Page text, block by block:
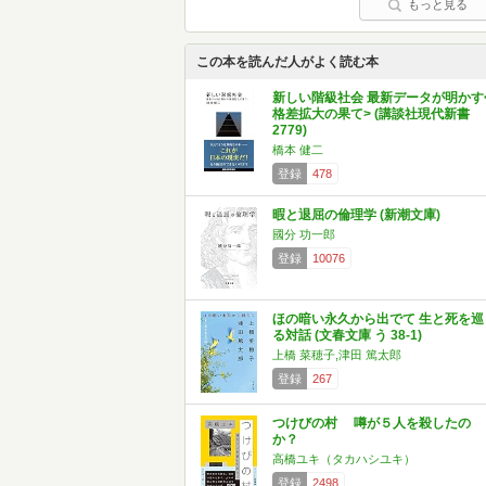
もっと見る
この本を読んだ人がよく読む本
新しい階級社会 最新データが明かす
格差拡大の果て> (講談社現代新書
2779)
橋本 健二
登録
478
暇と退屈の倫理学 (新潮文庫)
國分 功一郎
登録
10076
ほの暗い永久から出でて 生と死を巡
る対話 (文春文庫 う 38-1)
上橋 菜穂子,津田 篤太郎
登録
267
つけびの村 噂が５人を殺したの
か？
高橋ユキ（タカハシユキ）
登録
2498